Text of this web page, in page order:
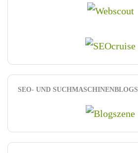
SEO- UND SUCHMASCHINENBLOGS